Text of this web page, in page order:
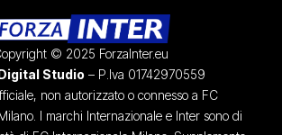
© 2025 ForzaInter.eu
Studio – P.Iva 01742970559
non autorizzato o connesso a FC
I marchi Internazionale e Inter sono di